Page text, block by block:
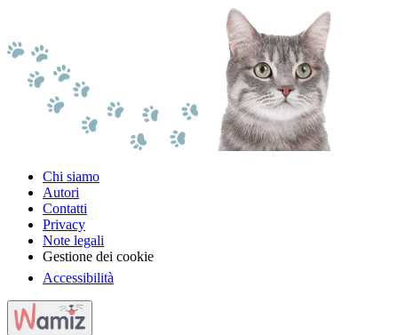
Chi siamo
Autori
Contatti
Privacy
Note legali
Gestione dei cookie
Accessibilità